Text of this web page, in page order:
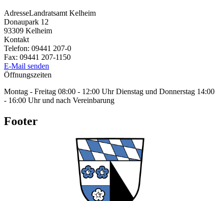
AdresseLandratsamt Kelheim
Donaupark 12
93309 Kelheim
Kontakt
Telefon: 09441 207-0
Fax: 09441 207-1150
E-Mail senden
Öffnungszeiten
Montag - Freitag 08:00 - 12:00 Uhr Dienstag und Donnerstag 14:00
- 16:00 Uhr und nach Vereinbarung
Footer